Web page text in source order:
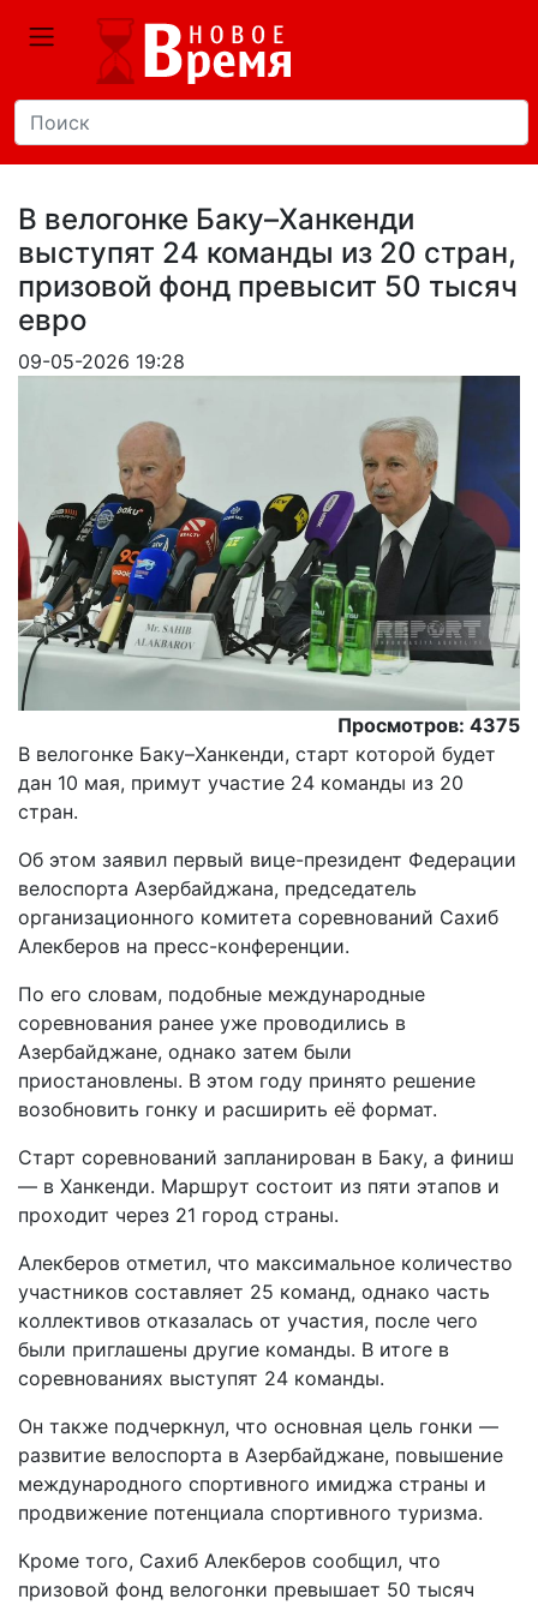
В велогонке Баку–Ханкенди
выступят 24 команды из 20 стран,
призовой фонд превысит 50 тысяч
евро
09-05-2026 19:28
Просмотров: 4375
В велогонке Баку–Ханкенди, старт которой будет
дан 10 мая, примут участие 24 команды из 20
стран.
Об этом заявил первый вице-президент Федерации
велоспорта Азербайджана, председатель
организационного комитета соревнований Сахиб
Алекберов на пресс-конференции.
По его словам, подобные международные
соревнования ранее уже проводились в
Азербайджане, однако затем были
приостановлены. В этом году принято решение
возобновить гонку и расширить её формат.
Старт соревнований запланирован в Баку, а финиш
— в Ханкенди. Маршрут состоит из пяти этапов и
проходит через 21 город страны.
Алекберов отметил, что максимальное количество
участников составляет 25 команд, однако часть
коллективов отказалась от участия, после чего
были приглашены другие команды. В итоге в
соревнованиях выступят 24 команды.
Он также подчеркнул, что основная цель гонки —
развитие велоспорта в Азербайджане, повышение
международного спортивного имиджа страны и
продвижение потенциала спортивного туризма.
Кроме того, Сахиб Алекберов сообщил, что
призовой фонд велогонки превышает 50 тысяч